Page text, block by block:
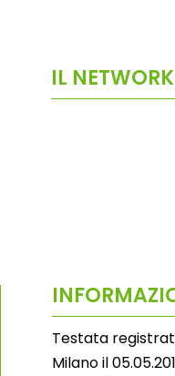
IL NETWORK
Testata
Milano il